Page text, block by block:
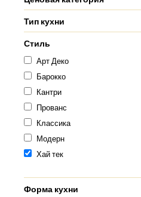
Тип кухни
Стиль
Арт Деко
Барокко
Кантри
Прованс
Классика
Модерн
Хай тек
Форма кухни